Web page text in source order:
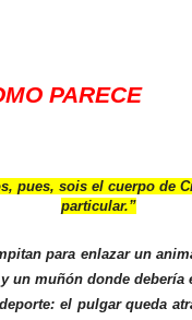
PARECE
pues, sois el cuerpo de
particular.”
para enlazar un
un muñón donde debería
el pulgar queda